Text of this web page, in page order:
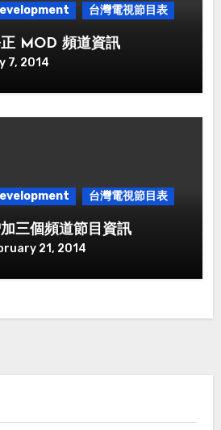
台灣電視節目表
MOD 頻道資訊
7, 2014
台灣電視節目表
三個頻道節目資訊
21, 2014